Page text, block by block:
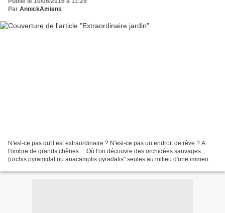
Par AnnickAmiens
N'est-ce pas qu'il est extraordinaire ? N'est-ce pas un endroit de rêve ? A
l'ombre de grands chênes ... Où l'on découvre des orchidées sauvages
(orchis pyramidal ou anacamptis pyradalis" seules au milieu d'une immense